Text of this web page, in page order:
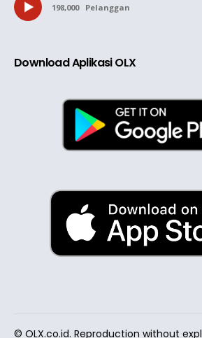
198,000 Pelanggan
Download Aplikasi OLX
© OLX.co.id. Reproduction without